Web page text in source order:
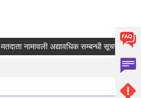
मतदाता नामावली अद्यावधिक सम्बन्धी सूचना ।